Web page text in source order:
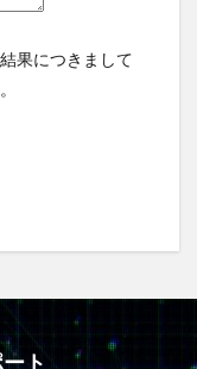
果につきまして
ト